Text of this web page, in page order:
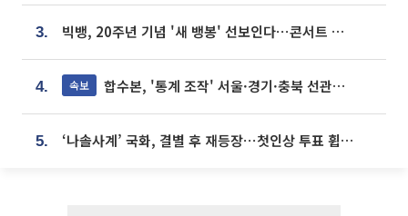
3. 빅뱅, 20주년 기념 '새 뱅봉' 선보인다⋯콘서트 앞두고 팝업 개최
4. 속보 합수본, '통계 조작' 서울·경기·충북 선관위 등 추가 압수수색
5. ‘나솔사계’ 국화, 결별 후 재등장⋯첫인상 투표 휩쓸고 ‘인기녀’ 등극